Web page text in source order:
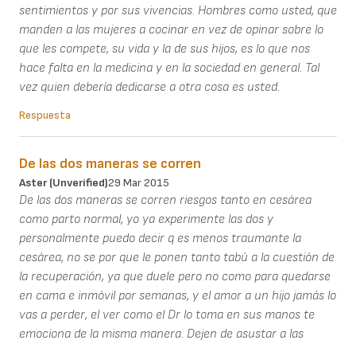
sentimientos y por sus vivencias. Hombres como usted, que
manden a las mujeres a cocinar en vez de opinar sobre lo
que les compete, su vida y la de sus hijos, es lo que nos
hace falta en la medicina y en la sociedad en general. Tal
vez quien debería dedicarse a otra cosa es usted.
Respuesta
De las dos maneras se corren
Aster (unverified)29 Mar 2015
De las dos maneras se corren riesgos tanto en cesárea
como parto normal, yo ya experimente las dos y
personalmente puedo decir q es menos traumante la
cesárea, no se por que le ponen tanto tabú a la cuestión de
la recuperación, ya que duele pero no como para quedarse
en cama e inmóvil por semanas, y el amor a un hijo jamás lo
vas a perder, el ver como el Dr lo toma en sus manos te
emociona de la misma manera. Dejen de asustar a las